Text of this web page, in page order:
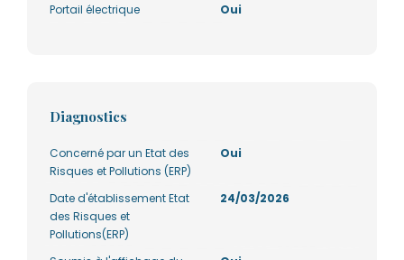
Portail électrique
Oui
Diagnostics
Concerné par un Etat des
Risques et Pollutions (ERP)
Oui
Date d'établissement Etat
des Risques et
Pollutions(ERP)
24/03/2026